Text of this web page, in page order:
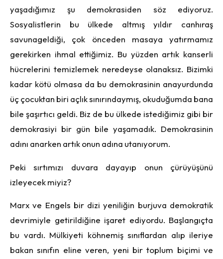
yaşadığımız şu demokrasiden söz ediyoruz.
Sosyalistlerin bu ülkede altmış yıldır canhıraş
savunageldiği, çok önceden masaya yatırmamız
gerekirken ihmal ettiğimiz. Bu yüzden artık kanserli
hücrelerini temizlemek neredeyse olanaksız. Bizimki
kadar kötü olmasa da bu demokrasinin anayurdunda
üç çocuktan biri açlık sınırındaymış, okuduğumda bana
bile şaşırtıcı geldi. Biz de bu ülkede istediğimiz gibi bir
demokrasiyi bir gün bile yaşamadık. Demokrasinin
adını anarken artık onun adına utanıyorum.
Peki sırtımızı duvara dayayıp onun çürüyüşünü
izleyecek miyiz?
Marx ve Engels bir dizi yeniliğin burjuva demokratik
devrimiyle getirildiğine işaret ediyordu. Başlangıçta
bu vardı. Mülkiyeti köhnemiş sınıflardan alıp ileriye
bakan sınıfın eline veren, yeni bir toplum biçimi ve